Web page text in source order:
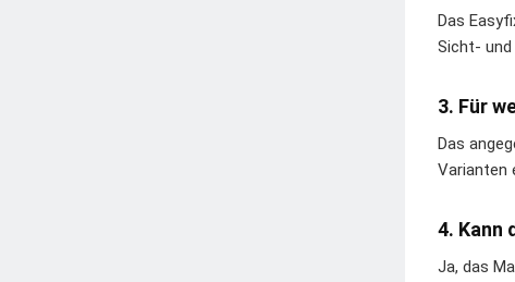
Das
Sicht- und
3. Für
Das
Varianten
4. Kann
Ja, das